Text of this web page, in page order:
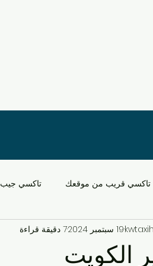
تاكسي قريب من موقعك تاكسي جيب
مبارك خدمات النقل في الكويت
الكويت
19 سبتمبر 2024 7 دقيقة قراءة